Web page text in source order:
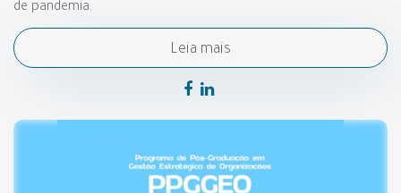
de pandemia.
Leia mais